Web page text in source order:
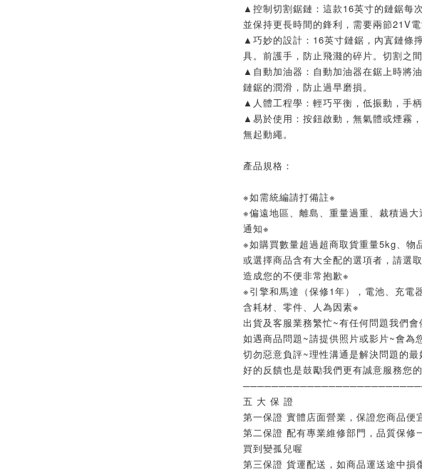
▲控制切割鋸鏈：這款16英寸的鏈鋸每
並保持更長時間的鋒利，需要兩節21V電
▲巧妙的設計：16英寸鏈鋸，內寘鏈條
具。前護手，防止飛濺的碎片。切割之
▲自動加油器：自動加油器在鋸上時將
鏈鋸的潤滑，防止過早磨損。
▲人體工程學：輕巧平衡，低振動，手柄
▲易於使用：按鈕啟動，無氣體或煙霧
無起動繩。
產品規格：
※如需統編請打備註※
※偏遠地區、離島、重量過重、裁積過
通知※
※如購買數量超過超商取貨重量5kg、物
或選擇商品含有大全配的選項者，請選
造成您的不便非常抱歉※
※引擎和馬達（保修1年），電池、充電
含耗材、零件、人為因素※
出貨及客服業務繁忙~有任何問題我們會
如遇商品問題~請提供照片或影片~會為
切勿惡意負評~理性溝通是解決問題的最
好的反饋也是鼓勵我們更有誠意服務您
五 大 保 證
第一保證 實體店面營業，保證您商品便
第二保證 配有專業維修部門，品質保修
買到變孤兒喔
第三保證 貨運配送，如商品運送途中損